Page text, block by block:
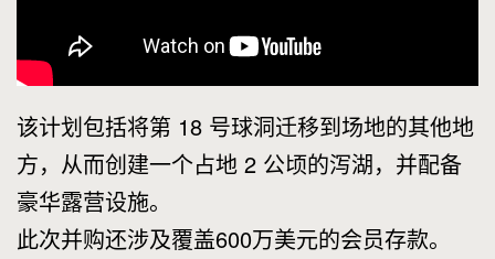
该计划包括将第 18 号球洞迁移到场地的其他地
方，从而创建一个占地 2 公顷的泻湖，并配备
豪华露营设施。
此次并购还涉及覆盖600万美元的会员存款。